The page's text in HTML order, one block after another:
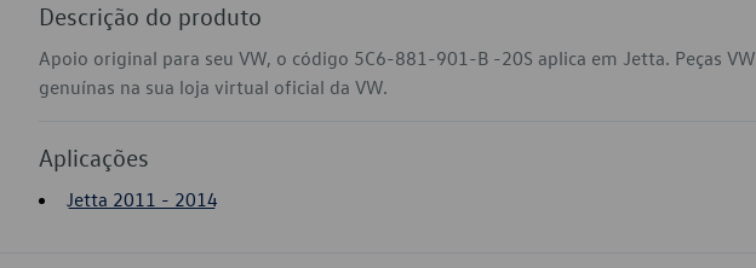
Descrição do produto
Apoio original para seu VW, o código 5C6-881-901-B -20S aplica em Jetta. Peças VW
genuínas na sua loja virtual oficial da VW.
Aplicações
Jetta 2011 - 2014